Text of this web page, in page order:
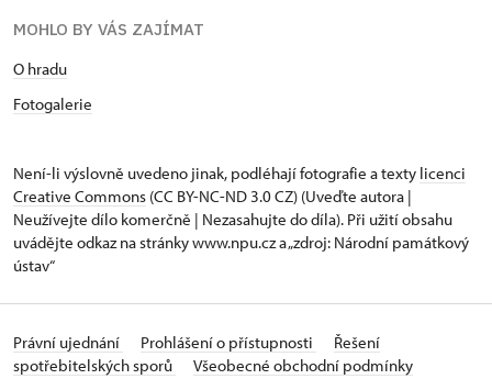
MOHLO BY VÁS ZAJÍMAT
O hradu
Fotogalerie
Není-li výslovně uvedeno jinak, podléhají fotografie a texty licenci
Creative Commons (CC BY-NC-ND 3.0 CZ) (Uveďte autora |
Neužívejte dílo komerčně | Nezasahujte do díla). Při užití obsahu
uvádějte odkaz na stránky www.npu.cz a „zdroj: Národní památkový
ústav“
Právní ujednání Prohlášení o přístupnosti
Řešení
spotřebitelských sporů
Všeobecné obchodní podmínky